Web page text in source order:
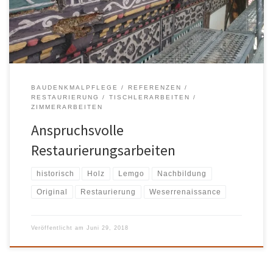
BAUDENKMALPFLEGE
REFERENZEN
RESTAURIERUNG
TISCHLERARBEITEN
ZIMMERARBEITEN
Anspruchsvolle
Restaurierungsarbeiten
historisch Holz Lemgo Nachbildung
Original Restaurierung Weserrenaissance
Veröffentlicht am Juni 29, 2018